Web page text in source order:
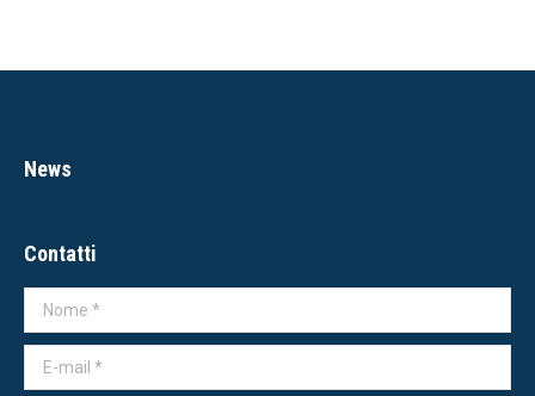
News
Contatti
Nome *
E-mail *